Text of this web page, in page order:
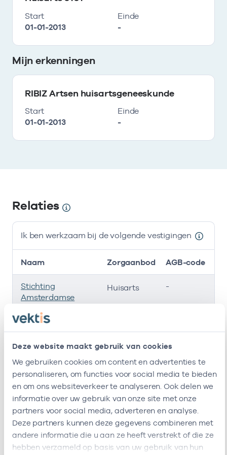
Deze website maakt gebruik van cookies
We gebruiken cookies om content en advertenties te
personaliseren, om functies voor social media te bieden
en om ons websiteverkeer te analyseren. Ook delen we
informatie over uw gebruik van onze site met onze
partners voor social media, adverteren en analyse.
Deze partners kunnen deze gegevens combineren met
andere informatie die u aan ze heeft verstrekt of die ze
hebben verzameld op basis van uw gebruik van hun
Start
01-01-2013
Einde
-
Mijn erkenningen
RIBIZ Artsen huisartsgeneeskunde
Start
01-01-2013
Einde
-
Relaties
Ik ben werkzaam bij de volgende vestigingen
Ik ben werkzaam bij de volgende vestigingen
Naam Zorgaanbod AGB-code
Stichting
Amsterdamse
Huisarts -
Roha B.v. Huisarts -
De Oostkaap Huisarts
Ik heb een arbeidsrelatie met
Naam Rol AGB-code
Stichting
Vrijgevestigd
53530042